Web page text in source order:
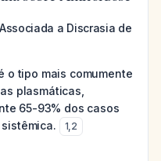
a Discrasia de
o tipo mais comumente
plasmáticas,
65-93% dos casos
1,2